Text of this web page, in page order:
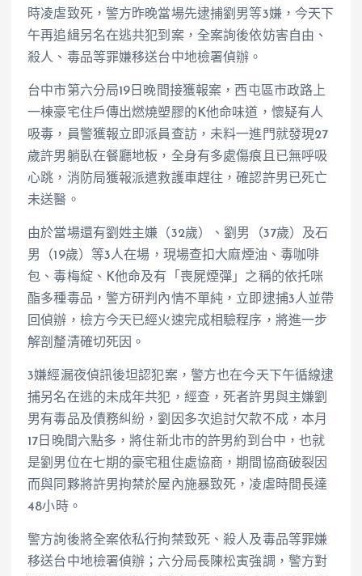
時凌虐致死，警方昨晚當場先逮捕劉男等3嫌，今天下
午再追緝另名在逃共犯到案，全案詢後依妨害自由、
殺人、毒品等罪嫌移送台中地檢署偵辦。
台中市第六分局19日晚間接獲報案，西屯區市政路上
一棟豪宅住戶傳出燃燒塑膠的K他命味道，懷疑有人
吸毒，員警獲報立即派員查訪，未料一進門就發現27
歲許男躺臥在餐廳地板，全身有多處傷痕且已無呼吸
心跳，消防局獲報派遣救護車趕往，確認許男已死亡
未送醫。
由於當場還有劉姓主嫌（32歲）、劉男（37歲）及石
男（19歲）等3人在場，現場查扣大麻煙油、毒咖啡
包、毒梅綻、K他命及有「喪屍煙彈」之稱的依托咪
酯多種毒品，警方研判內情不單純，立即逮捕3人並帶
回偵辦，檢方今天已經火速完成相驗程序，將進一步
解剖釐清確切死因。
3嫌經漏夜偵訊後坦認犯案，警方也在今天下午循線逮
捕另名在逃的未成年共犯，經查，死者許男與主嫌劉
男有毒品及債務糾紛，劉因多次追討欠款不成，本月
17日晚間六點多，將住新北市的許男約到台中，也就
是劉男位在七期的豪宅租住處協商，期間協商破裂因
而與同夥將許男拘禁於屋內施暴致死，凌虐時間長達
48小時。
警方詢後將全案依私行拘禁致死、殺人及毒品等罪嫌
移送台中地檢署偵辦；六分局長陳松寅強調，警方對